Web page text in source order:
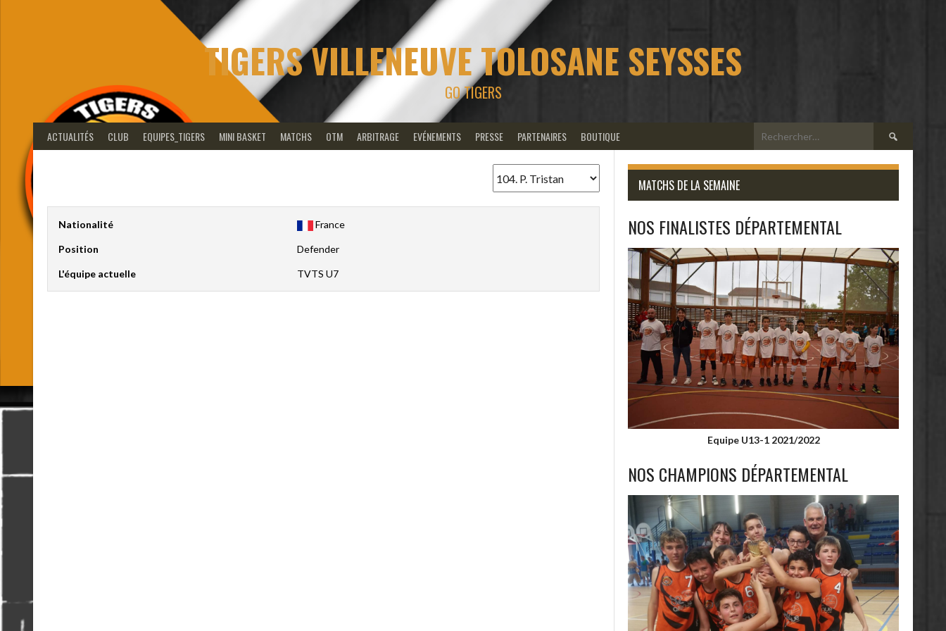
TIGERS VILLENEUVE TOLOSANE SEYSSES
GO TIGERS
ACTUALITÉS CLUB EQUIPES_TIGERS MINI BASKET MATCHS OTM ARBITRAGE EVÉNEMENTS PRESSE PARTENAIRES BOUTIQUE Rechercher :
Nationalité France
Position Defender
L'équipe actuelle TVTS U7
MATCHS DE LA SEMAINE
NOS FINALISTES DÉPARTEMENTAL
Equipe U13-1 2021/2022
NOS CHAMPIONS DÉPARTEMENTAL